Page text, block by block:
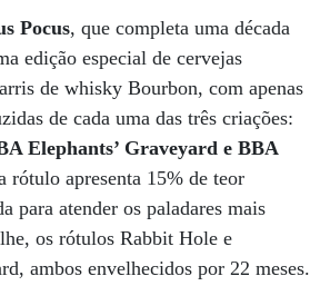
Pocus, que completa uma década
edição especial de cervejas
de whisky Bourbon, com apenas
de cada uma das três criações:
Elephants’ Graveyard e BBA
rótulo apresenta 15% de teor
para atender os paladares mais
os rótulos Rabbit Hole e
ambos envelhecidos por 22 meses.